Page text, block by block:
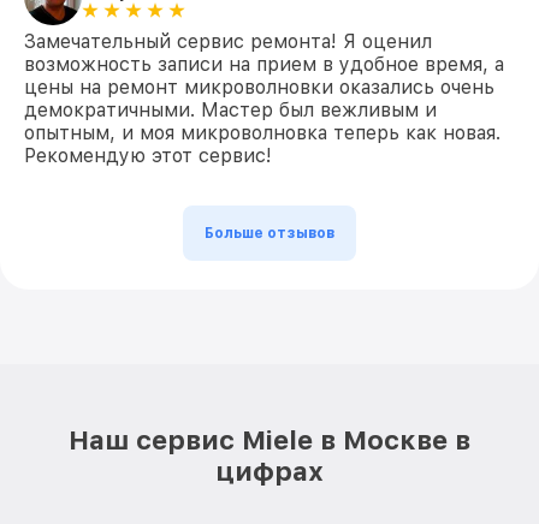
Замечательный сервис ремонта! Я оценил
возможность записи на прием в удобное время, а
цены на ремонт микроволновки оказались очень
демократичными. Мастер был вежливым и
опытным, и моя микроволновка теперь как новая.
Рекомендую этот сервис!
Больше отзывов
Наш сервис Miele в Москве в
цифрах